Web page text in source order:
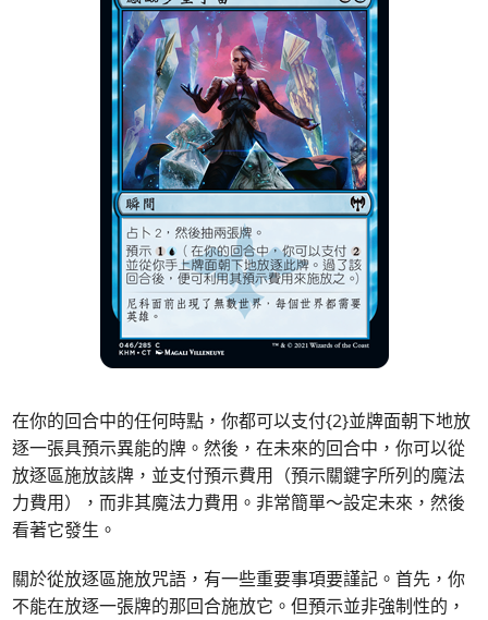
在你的回合中的任何時點，你都可以支付{2}並牌面朝下地放
逐一張具預示異能的牌。然後，在未來的回合中，你可以從
放逐區施放該牌，並支付預示費用（預示關鍵字所列的魔法
力費用），而非其魔法力費用。非常簡單～設定未來，然後
看著它發生。
關於從放逐區施放咒語，有一些重要事項要謹記。首先，你
不能在放逐一張牌的那回合施放它。但預示並非強制性的，